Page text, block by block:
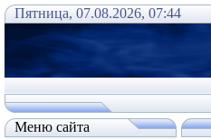
Пятница, 07.08.2026, 07:44
Меню сайта